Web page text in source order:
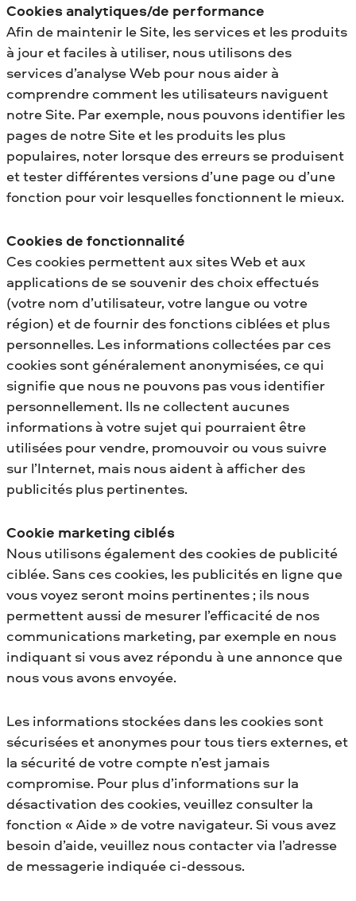
Cookies analytiques/de performance
Afin de maintenir le Site, les services et les produits
à jour et faciles à utiliser, nous utilisons des
services d’analyse Web pour nous aider à
comprendre comment les utilisateurs naviguent
notre Site. Par exemple, nous pouvons identifier les
pages de notre Site et les produits les plus
populaires, noter lorsque des erreurs se produisent
et tester différentes versions d’une page ou d’une
fonction pour voir lesquelles fonctionnent le mieux.
Cookies de fonctionnalité
Ces cookies permettent aux sites Web et aux
applications de se souvenir des choix effectués
(votre nom d’utilisateur, votre langue ou votre
région) et de fournir des fonctions ciblées et plus
personnelles. Les informations collectées par ces
cookies sont généralement anonymisées, ce qui
signifie que nous ne pouvons pas vous identifier
personnellement. Ils ne collectent aucunes
informations à votre sujet qui pourraient être
utilisées pour vendre, promouvoir ou vous suivre
sur l’Internet, mais nous aident à afficher des
publicités plus pertinentes.
Cookie marketing ciblés
Nous utilisons également des cookies de publicité
ciblée. Sans ces cookies, les publicités en ligne que
vous voyez seront moins pertinentes ; ils nous
permettent aussi de mesurer l’efficacité de nos
communications marketing, par exemple en nous
indiquant si vous avez répondu à une annonce que
nous vous avons envoyée.
Les informations stockées dans les cookies sont
sécurisées et anonymes pour tous tiers externes, et
la sécurité de votre compte n’est jamais
compromise. Pour plus d’informations sur la
désactivation des cookies, veuillez consulter la
fonction « Aide » de votre navigateur. Si vous avez
besoin d’aide, veuillez nous contacter via l’adresse
de messagerie indiquée ci-dessous.